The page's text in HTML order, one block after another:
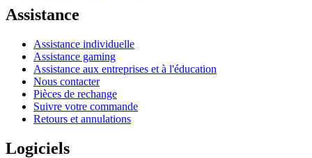
Assistance
Assistance individuelle
Assistance gaming
Assistance aux entreprises et à l'éducation
Nous contacter
Pièces de rechange
Suivre votre commande
Retours et annulations
Logiciels